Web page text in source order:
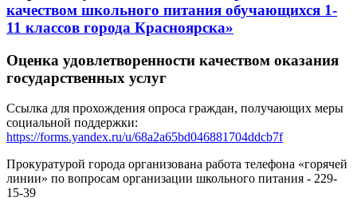
качеством школьного питания обучающихся 1-
11 классов города Красноярска»
Оценка удовлетворенности качеством оказания
государственных услуг
Ссылка для прохождения опроса граждан, получающих меры
социальной поддержки:
https://forms.yandex.ru/u/68a2a65bd046881704ddcb7f
Прокуратурой города организована работа телефона «горячей
линии» по вопросам организации школьного питания - 229-
15-39